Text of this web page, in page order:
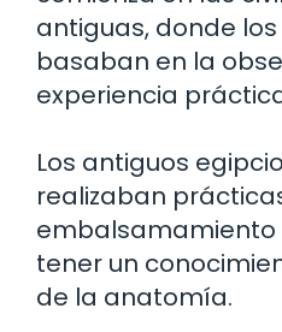
antiguas, donde
basaban en la
experiencia
Los antiguos
realizaban
tener un
de la anatomía.